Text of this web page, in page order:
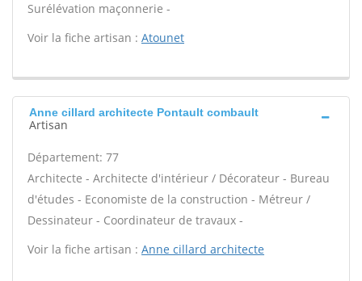
Surélévation maçonnerie -
Voir la fiche artisan : Atounet
Anne cillard architecte Pontault combault
Artisan
Département: 77
Architecte - Architecte d'intérieur / Décorateur - Bureau
d'études - Economiste de la construction - Métreur /
Dessinateur - Coordinateur de travaux -
Voir la fiche artisan : Anne cillard architecte